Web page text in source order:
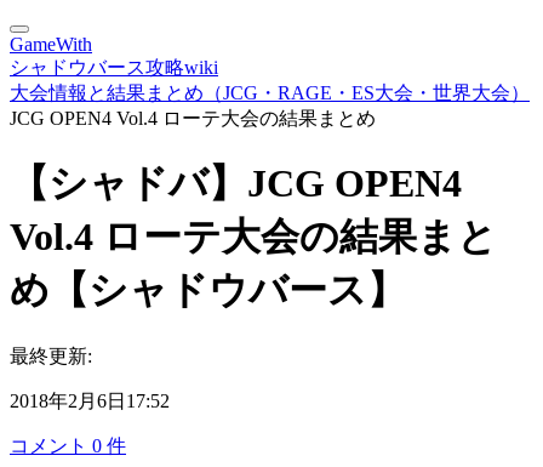
GameWith
シャドウバース攻略wiki
大会情報と結果まとめ（JCG・RAGE・ES大会・世界大会）
JCG OPEN4 Vol.4 ローテ大会の結果まとめ
【シャドバ】JCG OPEN4
Vol.4 ローテ大会の結果まと
め【シャドウバース】
最終更新:
2018年2月6日17:52
コメント 0 件